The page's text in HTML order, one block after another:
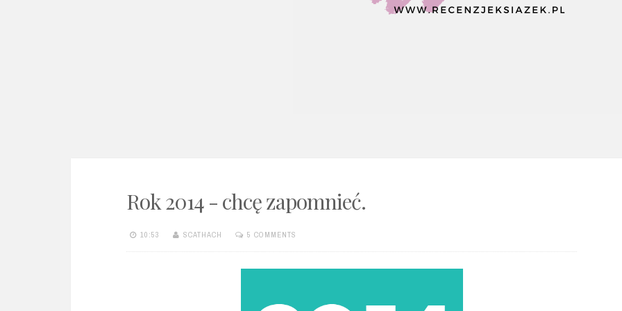
Rok 2014 - chcę zapomnieć.
10:53 SCATHACH 5 COMMENTS